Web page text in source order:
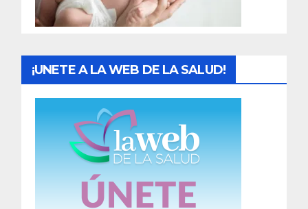
¡UNETE A LA WEB DE LA SALUD!